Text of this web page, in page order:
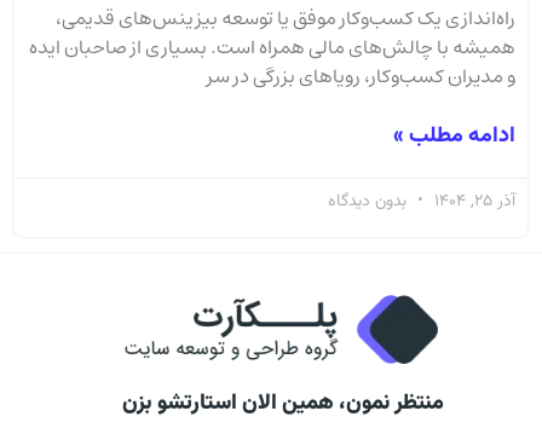
راه‌اندازی یک کسب‌وکار موفق یا توسعه بیزینس‌های قدیمی،
همیشه با چالش‌های مالی همراه است. بسیاری از صاحبان ایده
و مدیران کسب‌وکار، رویاهای بزرگی در سر
ادامه مطلب »
آذر 25, 1404 بدون دیدگاه
منتظر نمون، همین الان استارتشو بزن